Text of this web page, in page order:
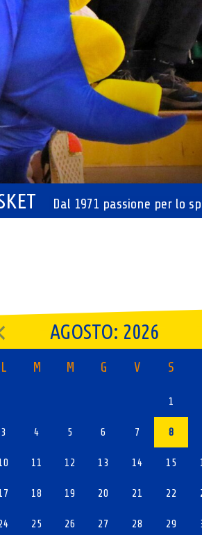
Dal 1971 passione per lo
AGOSTO: 2026
L M M G V S
1
3 4 5 6 7 8
11 12 13 14 15
18 19 20 21 22
25 26 27 28 29